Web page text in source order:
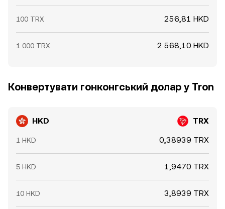
100 TRX 256,81 HKD
1 000 TRX 2 568,10 HKD
Конвертувати гонконгський долар у Tron
HKD TRX
1 HKD 0,38939 TRX
5 HKD 1,9470 TRX
10 HKD 3,8939 TRX